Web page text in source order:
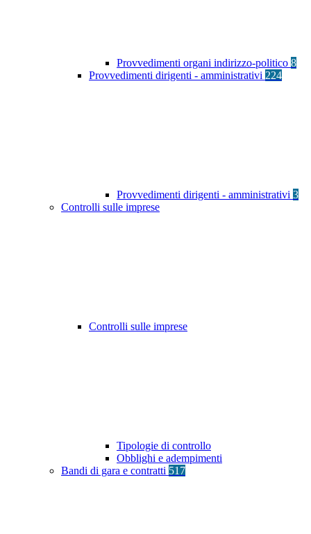
Provvedimenti organi indirizzo-politico 8
Provvedimenti dirigenti - amministrativi 224
Provvedimenti dirigenti - amministrativi 3
Controlli sulle imprese
Controlli sulle imprese
Tipologie di controllo
Obblighi e adempimenti
Bandi di gara e contratti 517